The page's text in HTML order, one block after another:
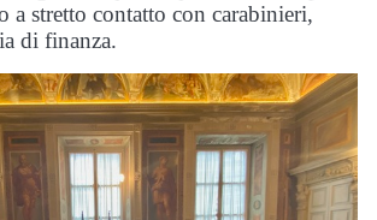
a stretto contatto con carabinieri,
di finanza.